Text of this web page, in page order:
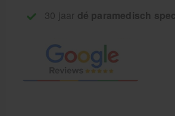
30 jaar dé paramedisch